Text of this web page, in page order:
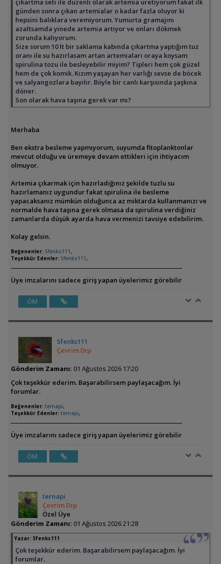
günden sonra çıkan artemialar o kadar fazla oluyor ki
hepsini balıklara veremiyorum. Yumurta gramajını
azaltsamda yinede artemia artıyor ve onları dökmek
zorunda kalıyorum.
Size sorum 10 lt bir saklama kabında çıkartma yaptığım tuz
oranı ile su hazırlasam artan artemiaları oraya koysam
spirulina tozu ile besleyebilir miyim? Tipleri hem çok güzel
hem de çok komik. Kızım yaşayan her varlığı sevse de böcek
ve salyangozlara bayılır. Böyle bir canlı karşısında şaşkına
döner.
Son olarak hava taşına gerek var mı?
Merhaba
Ben ekstra besleme yapmıyorum, suyumda fitoplanktonlar
mevcut olduğu ve üremeye devam ettikleri için ihtiyacım
olmuyor.
Artemia çıkarmak için hazırladığınız şekilde tuzlu su
hazırlamanız uygundur fakat spirulina ile besleme
yapacaksanız mümkün olduğunca az miktarda kullanmanızı ve
normalde hava taşına gerek olmasa da spirulina verdiğiniz
zamanlarda düşük ayarda hava vermenizi tavsiye edebilirim.
Kolay gelsin.
Beğenenler: Sfenks111 ,
Teşekkür Edenler: Sfenks111 ,
Üye imzalarını sadece giriş yapan üyelerimiz görebilir
ÖM
Sfenks111
Çevrim Dışı
Gönderim Zamanı: 01 Ağustos 2026 17:20
Çok teşekkür ederim. Başarabilirsem paylaşacağım. İyi
forumlar.
Beğenenler: ternapi,
Teşekkür Edenler: ternapi,
Üye imzalarını sadece giriş yapan üyelerimiz görebilir
ÖM
ternapi
Çevrim Dışı
Özel Üye
Gönderim Zamanı: 01 Ağustos 2026 21:28
Yazar: Sfenks111
Çok teşekkür ederim. Başarabilirsem paylaşacağım. İyi
forumlar.